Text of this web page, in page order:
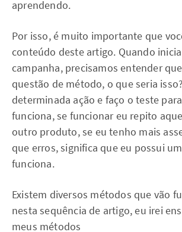
aprendendo.
Por isso, é muito importante que
conteúdo deste artigo. Quando
campanha, precisamos entender
questão de método, o que seria
determinada ação e faço o teste
funciona, se funcionar eu repito
outro produto, se eu tenho mais
que erros, significa que eu possui
funciona.
Existem diversos métodos que vão
nesta sequência de artigo, eu irei
meus métodos